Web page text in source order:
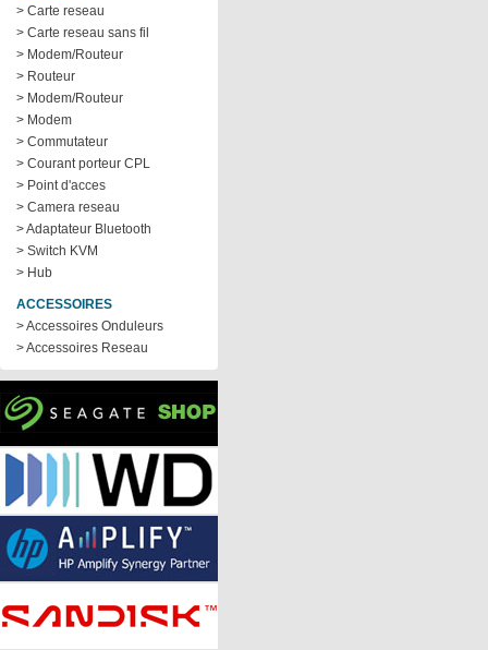
> Carte reseau
> Carte reseau sans fil
> Modem/Routeur
> Routeur
> Modem/Routeur
> Modem
> Commutateur
> Courant porteur CPL
> Point d'acces
> Camera reseau
> Adaptateur Bluetooth
> Switch KVM
> Hub
ACCESSOIRES
> Accessoires Onduleurs
> Accessoires Reseau